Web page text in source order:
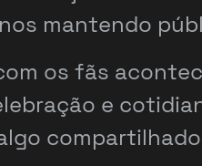
mantendo
os fãs
e